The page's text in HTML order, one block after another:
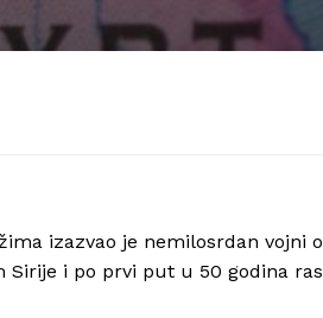
izazvao je nemilosrdan
Sirije i po prvi put u 50 godina